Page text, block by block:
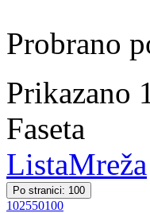
Probrano
Prikazano
Faseta
ListaMreža
Po stranici: 100
102550100